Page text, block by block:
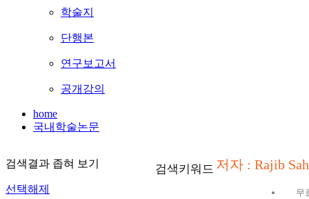
학술지
단행본
연구보고서
공개강의
home
국내학술논문
검색결과 좁혀 보기
선택해제
검색키워드 저자 : Rajib
무